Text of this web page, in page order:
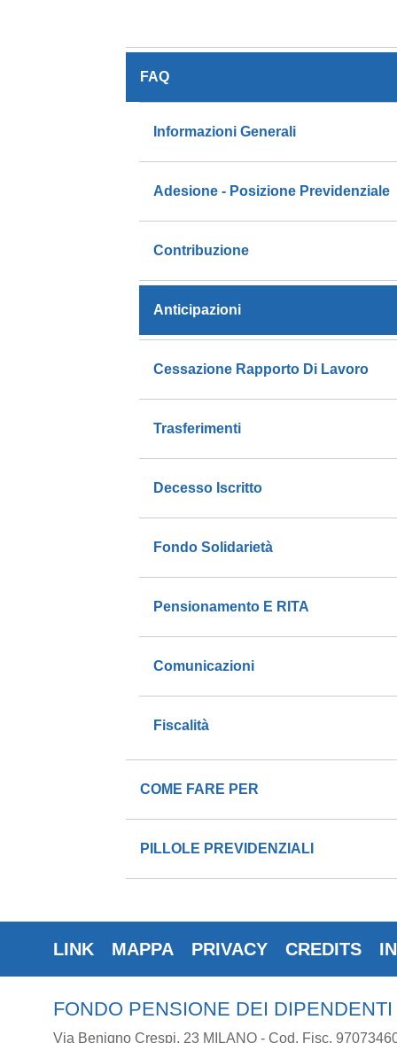
FAQ
Informazioni Generali
Adesione - Posizione Previdenziale
Contribuzione
Anticipazioni
Cessazione Rapporto Di Lavoro
Trasferimenti
Decesso Iscritto
Fondo Solidarietà
Pensionamento E RITA
Comunicazioni
Fiscalità
COME FARE PER
PILLOLE PREVIDENZIALI
LINK MAPPA PRIVACY CREDITS
FONDO PENSIONE DEI
Via Benigno Crespi, 23 MILANO - Cod. Fisc.